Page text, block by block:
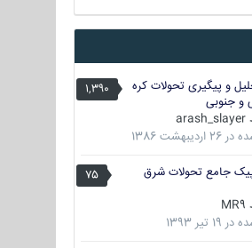
1,390
و پیگیری تحولات کره
و جنوبی
arash_slayer
در 26 اردیبهشت 1386
75
جامع تحولات شرق
MR9
در 19 تیر 1393